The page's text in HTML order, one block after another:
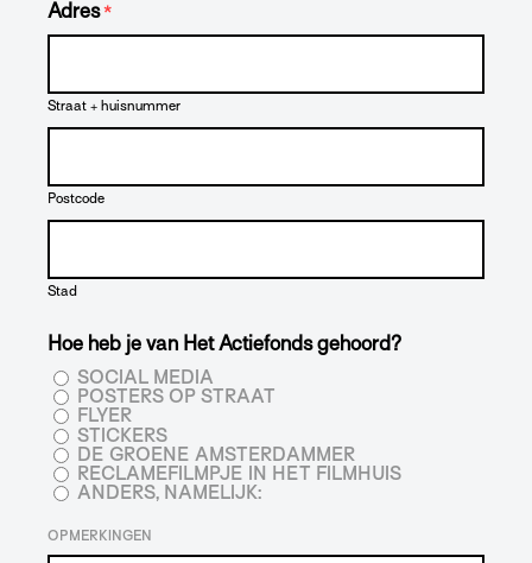
Adres *
Straat + huisnummer
Postcode
Stad
Hoe heb je van Het Actiefonds gehoord?
SOCIAL MEDIA
POSTERS OP STRAAT
FLYER
STICKERS
DE GROENE AMSTERDAMMER
RECLAMEFILMPJE IN HET FILMHUIS
ANDERS, NAMELIJK:
OPMERKINGEN